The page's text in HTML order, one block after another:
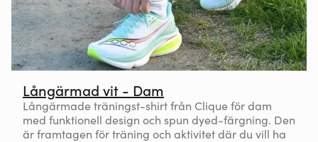
Långärmad vit - Dam
Långärmade träningst-shirt från Clique för dam
med funktionell design och spun dyed-färgning. Den
är framtagen för träning och aktivitet där du vill ha